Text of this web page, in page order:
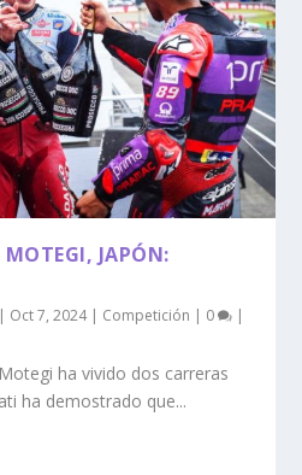
JAPÓN:
| Oct 7, 2024| Competición | 0 |
ha vivido dos carreras
ha demostrado que...